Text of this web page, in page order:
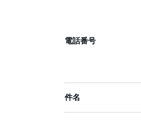
電話番号
件名